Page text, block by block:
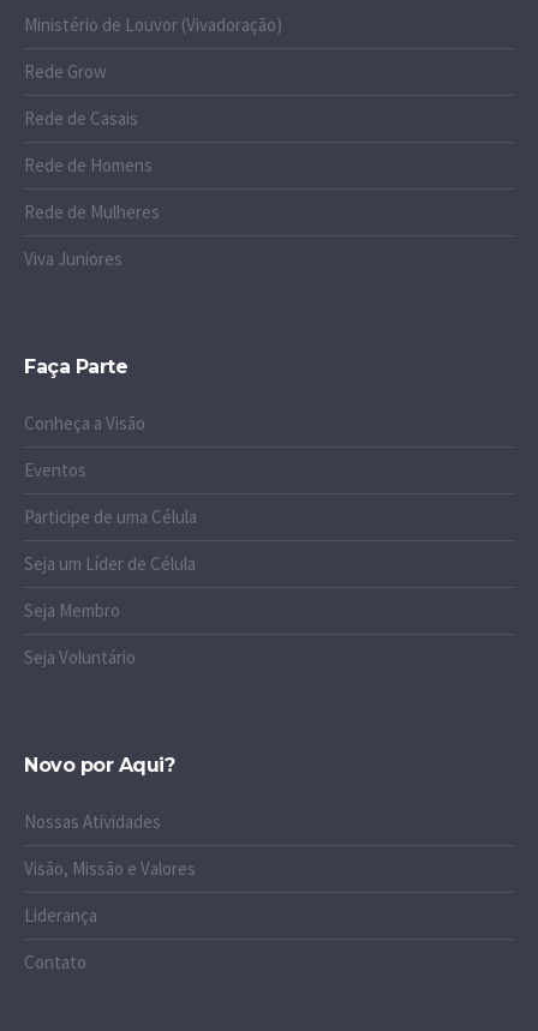
Ministério de Louvor (Vivadoração)
Rede Grow
Rede de Casais
Rede de Homens
Rede de Mulheres
Viva Juniores
Faça Parte
Conheça a Visão
Eventos
Participe de uma Célula
Seja um Líder de Célula
Seja Membro
Seja Voluntário
Novo por Aqui?
Nossas Atividades
Visão, Missão e Valores
Liderança
Contato